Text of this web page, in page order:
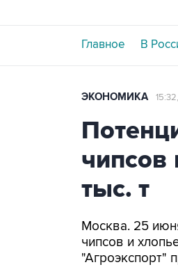
Главное В
ЭКОНОМИКА
чипсов
тыс. т
Москва. 25
чипсов и
"Агроэкспорт"